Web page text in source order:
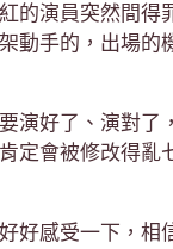
的演員突然間得
動手的，出場的
演好了、演對了
定會被修改得亂
好感受一下，